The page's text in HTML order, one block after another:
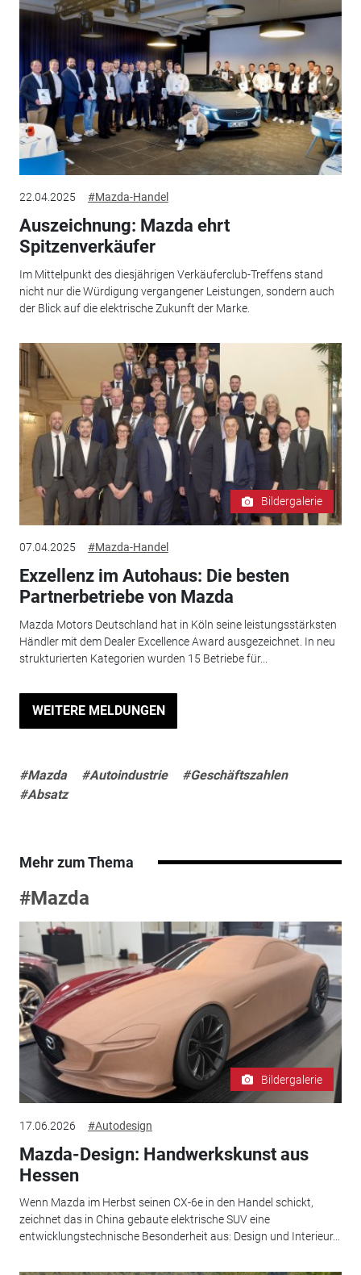
22.04.2025 #Mazda-Handel
Auszeichnung: Mazda ehrt
Spitzenverkäufer
Im Mittelpunkt des diesjährigen Verkäuferclub-Treffens stand
nicht nur die Würdigung vergangener Leistungen, sondern auch
der Blick auf die elektrische Zukunft der Marke.
Bildergalerie
07.04.2025 #Mazda-Handel
Exzellenz im Autohaus: Die besten
Partnerbetriebe von Mazda
Mazda Motors Deutschland hat in Köln seine leistungsstärksten
Händler mit dem Dealer Excellence Award ausgezeichnet. In neu
strukturierten Kategorien wurden 15 Betriebe für...
WEITERE MELDUNGEN
#Mazda #Autoindustrie
#Geschäftszahlen
#Absatz
Mehr zum Thema
#Mazda
Bildergalerie
17.06.2026 #Autodesign
Mazda-Design: Handwerkskunst aus
Hessen
Wenn Mazda im Herbst seinen CX-6e in den Handel schickt,
zeichnet das in China gebaute elektrische SUV eine
entwicklungstechnische Besonderheit aus: Design und Interieur...